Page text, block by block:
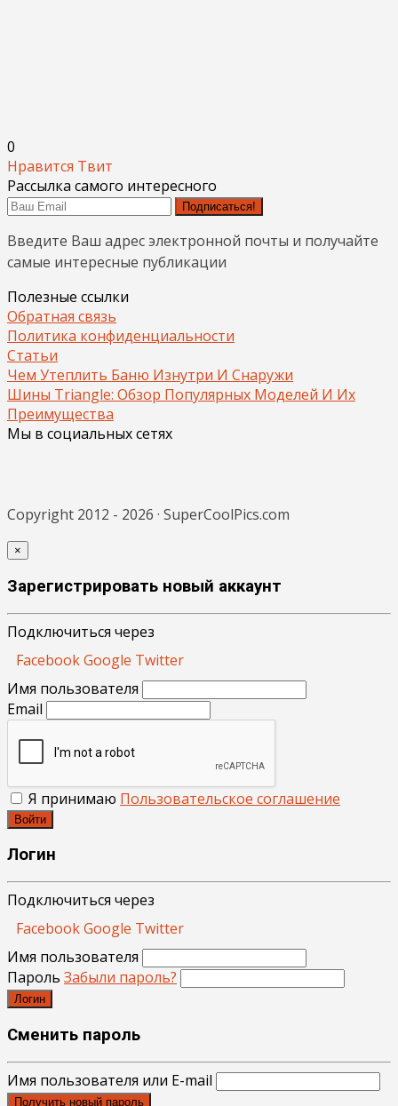
0
Нравится Твит
Рассылка самого интересного
Подписаться!
Введите Ваш адрес электронной почты и получайте
самые интересные публикации
Полезные ссылки
Обратная связь
Политика конфиденциальности
Статьи
Чем Утеплить Баню Изнутри И Снаружи
Шины Triangle: Обзор Популярных Моделей И Их
Преимущества
Мы в социальных сетях
Copyright 2012 - 2026 · SuperCoolPics.com
×
Зарегистрировать новый аккаунт
Подключиться через
FacebookGoogle Twitter
Имя пользователя
Email
Я принимаю Пользовательское соглашение
Войти
Логин
Подключиться через
FacebookGoogle Twitter
Имя пользователя
Пароль Забыли пароль?
Логин
Сменить пароль
Имя пользователя или E-mail
Получить новый пароль